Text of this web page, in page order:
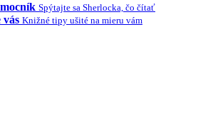
Spýtajte sa Sherlocka, čo čítať
vás Knižné tipy ušité na mieru vám